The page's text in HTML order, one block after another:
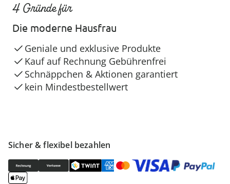
Sicher & flexibel bezahlen
4 Gründe für
Die moderne Hausfrau
Geniale und exklusive Produkte
Kauf auf Rechnung Gebührenfrei
Schnäppchen & Aktionen garantiert
kein Mindestbestellwert